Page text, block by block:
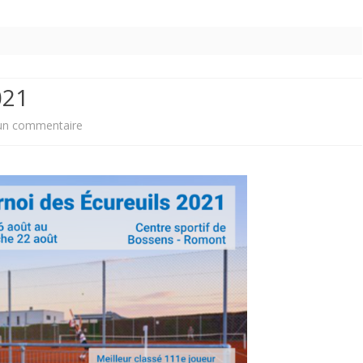
commentaire
écureuils